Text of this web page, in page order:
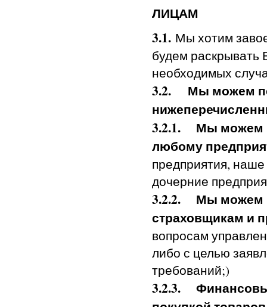
ЛИЦАМ
3.1. Мы хотим
будем
необходимых
3.2.
Мы можем
3.2.1.
Мы можем
любому
предприятия,
дочерние
3.2.2.
Мы можем
страховщикам и
вопросам
либо с целью
требований;)
3.2.3.